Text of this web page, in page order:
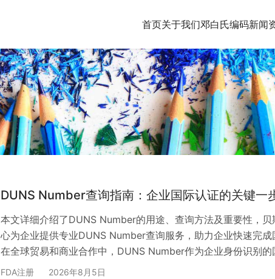
首页关于我们邓白氏编码新闻
DUNS Number查询指南：企业国际认证的关键一
本文详细介绍了DUNS Number的用途、查询方法及重要性，贝
心为企业提供专业DUNS Number查询服务，助力企业快速完成
在全球贸易和商业合作中，DUNS Number作为企业身份识别的
已成为众多国际项目招标、海关通关和银行信贷的必备资质。许
FDA注册 2026年8月5日